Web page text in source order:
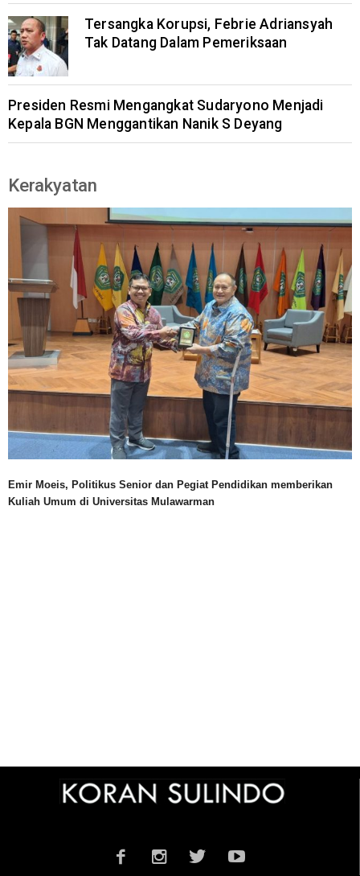
Tersangka Korupsi, Febrie Adriansyah
Tak Datang Dalam Pemeriksaan
Presiden Resmi Mengangkat Sudaryono Menjadi
Kepala BGN Menggantikan Nanik S Deyang
Kerakyatan
Emir Moeis, Politikus Senior dan Pegiat Pendidikan memberikan
Kuliah Umum di Universitas Mulawarman